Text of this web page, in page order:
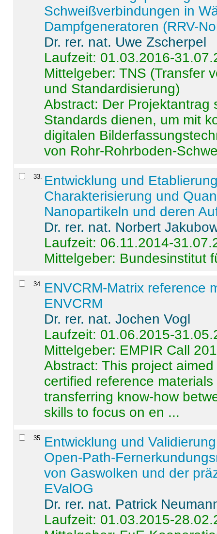
Schweißverbindungen in
Dampfgeneratoren (RRV-
Dr. rer. nat. Uwe Zscherpel
Laufzeit: 01.03.2016-
Mittelgeber: TNS (Transfer
und Standardisierung)
Abstract: Der Projektantrag
Standards dienen, um mit
digitalen
von Rohr-Rohrboden-
33. Entwicklung und
Charakterisierung und
Nanopartikeln und deren
Dr. rer. nat. Norbert
Laufzeit: 06.11.2014-
Mittelgeber: Bundesinstitut
34. ENVCRM-Matrix reference
ENVCRM
Dr. rer. nat. Jochen Vogl
Laufzeit: 01.06.2015-
Mittelgeber: EMPIR Call
Abstract:This project
certified reference
transferring know-how
skills to focus on en ...
35. Entwicklung und
Open-Path-
von Gaswolken und der
EValOG
Dr. rer. nat. Patrick
Laufzeit: 01.03.2015-